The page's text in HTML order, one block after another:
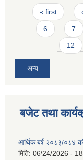
Pages
« first
6 7
12
अन्य
बजेट तथा
आर्थिक बर्ष २०८३/०८४
मिति: 06/24/2026 -